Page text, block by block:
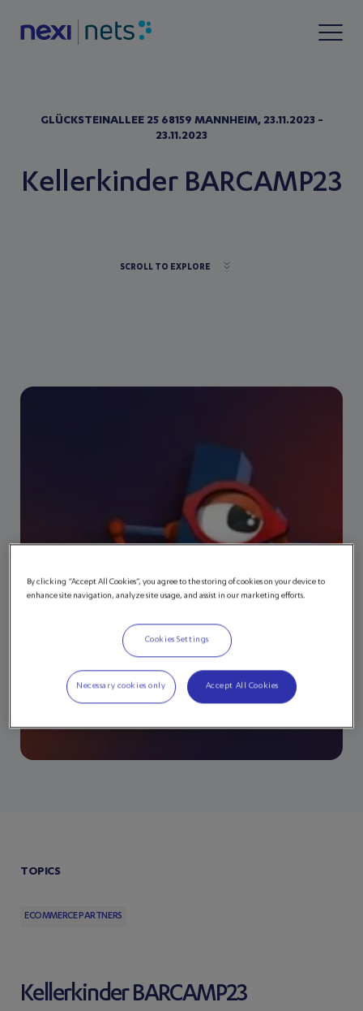
GLÜCKSTEINALLEE 25 68159 MANNHEIM, 23.11.2023 -
23.11.2023
Kellerkinder BARCAMP23
SCROLL TO EXPLORE
Kellerkinder BARCAMP23
TOPICS
ECOMMERCE PARTNERS
By clicking “Accept All Cookies”, you agree to the storing of cookies on your device to
enhance site navigation, analyze site usage, and assist in our marketing efforts.
Cookies Settings
Necessary cookies only Accept All Cookies